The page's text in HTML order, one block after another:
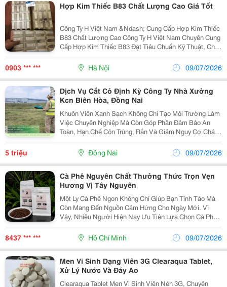
Hợp Kim Thiếc B83 Chất Lượng Cao Giá Tốt
Công Ty H Việt Nam &Ndash; Cung Cấp Hợp Kim Thiếc
B83 Chất Lượng Cao Công Ty H Việt Nam Chuyên Cung
Cấp Hợp Kim Thiếc B83 Đạt Tiêu Chuẩn Kỹ Thuật, Chất
Lượng Ổn Định, Đáp Ứng Nhu Cầu Của Các Ngành Cơ
Khí, Chế Tạo Máy Và Công Nghiệp Sản Xuất. ...
0903 *** *** Hà Nội 09/07/2026
Dịch Vụ Cắt Cỏ Định Kỳ Công Ty Nhà Xưởng
Kcn Biên Hòa, Đồng Nai
Khuôn Viên Xanh Sạch Không Chỉ Tạo Môi Trường Làm
Việc Chuyên Nghiệp Mà Còn Góp Phần Đảm Bảo An
Toàn, Hạn Chế Côn Trùng, Rắn Và Giảm Nguy Cơ Cháy
Do Cỏ Khô. Công Ty Tnhh Tmdv Cảnh Quan Đại Phát
Chuyên Nhận Cắt Cỏ Định Kỳ Cho Công Ty, Nhà Xưởng
5 triệu Đồng Nai 09/07/2026
Cà Phê Nguyên Chất Thưởng Thức Trọn Vẹn
Hương Vị Tây Nguyên
Một Ly Cà Phê Ngon Không Chỉ Giúp Bạn Tỉnh Táo Mà
Còn Mang Đến Nguồn Cảm Hứng Cho Ngày Mới. Vì
Vậy, Nhiều Người Hiện Nay Ưu Tiên Lựa Chọn Cà Phê
Nguyên Chất Với Hương Thơm Tự Nhiên Và Vị Đậm Đà
Đặc Trưng. Nếu Yêu Thích Hương Vị Cà Phê Việt, Bạn
8437 *** *** Hồ Chí Minh 09/07/2026
Men Vi Sinh Dạng Viên 3G Clearaqua Tablet,
Xử Lý Nước Và Đáy Ao
Clearaqua Tablet Men Vi Sinh Viên Nén 3G, Chuyên